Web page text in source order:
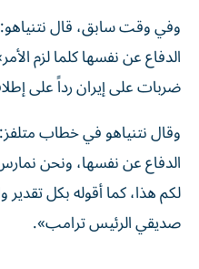
وفي وقت سابق، قال
الدفاع عن نفسها كلما لزم
ضربات على إيران رداً على
وقال نتنياهو في خطاب
الدفاع عن نفسها، ونحن
لكم هذا، كما أقوله بكل تقدير
صديقي الرئيس ترامب».